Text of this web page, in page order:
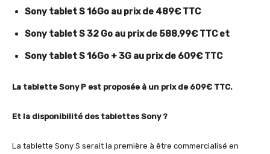
Sony tablet S 16Go au prix de 489€ TTC
Sony tablet S 32 Go au prix de 588,99€ TTC et
Sony tablet S 16Go + 3G au prix de 609€ TTC
La tablette Sony P est proposée à un prix de 609€ TTC.
Et la disponibilité des tablettes Sony ?
La tablette Sony S serait la première à être commercialisé en